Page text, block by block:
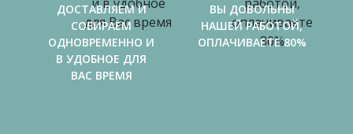
ДОСТАВЛЯЕМ И
СОБИРАЕМ
ОДНОВРЕМЕННО И
В УДОБНОЕ ДЛЯ
ВАС ВРЕМЯ
ВЫ ДОВОЛЬНЫ
НАШЕЙ РАБОТОЙ,
ОПЛАЧИВАЕТЕ 80%